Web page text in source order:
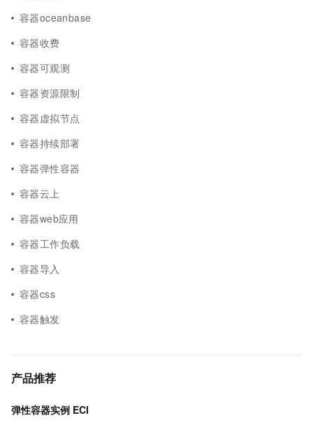
容器oceanbase
容器收费
容器可观测
容器资源限制
容器虚拟节点
容器持续部署
容器弹性容器
容器云上
容器web应用
容器工作负载
容器导入
容器css
容器触发
产品推荐
弹性容器实例 ECI